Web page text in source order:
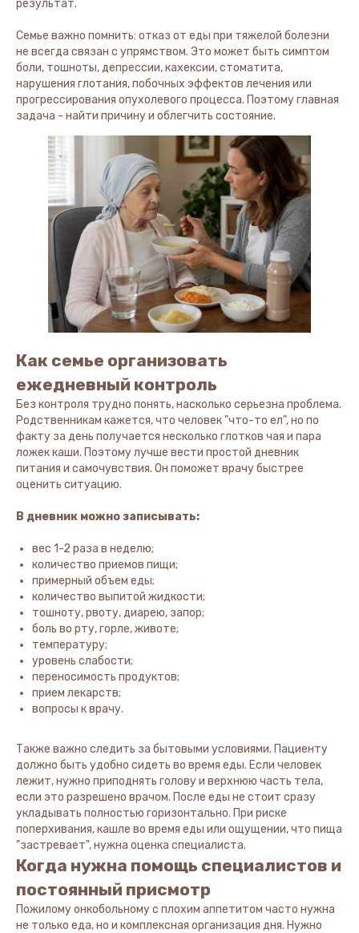
результат.
Семье важно помнить: отказ от еды при тяжелой болезни
не всегда связан с упрямством. Это может быть симптом
боли, тошноты, депрессии, кахексии, стоматита,
нарушения глотания, побочных эффектов лечения или
прогрессирования опухолевого процесса. Поэтому главная
задача - найти причину и облегчить состояние.
Как семье организовать
ежедневный контроль
Без контроля трудно понять, насколько серьезна проблема.
Родственникам кажется, что человек "что-то ел", но по
факту за день получается несколько глотков чая и пара
ложек каши. Поэтому лучше вести простой дневник
питания и самочувствия. Он поможет врачу быстрее
оценить ситуацию.
В дневник можно записывать:
вес 1-2 раза в неделю;
количество приемов пищи;
примерный объем еды;
количество выпитой жидкости;
тошноту, рвоту, диарею, запор;
боль во рту, горле, животе;
температуру;
уровень слабости;
переносимость продуктов;
прием лекарств;
вопросы к врачу.
Также важно следить за бытовыми условиями. Пациенту
должно быть удобно сидеть во время еды. Если человек
лежит, нужно приподнять голову и верхнюю часть тела,
если это разрешено врачом. После еды не стоит сразу
укладывать полностью горизонтально. При риске
поперхивания, кашле во время еды или ощущении, что пища
"застревает", нужна оценка специалиста.
Когда нужна помощь специалистов и
постоянный присмотр
Пожилому онкобольному с плохим аппетитом часто нужна
не только еда, но и комплексная организация дня. Нужно